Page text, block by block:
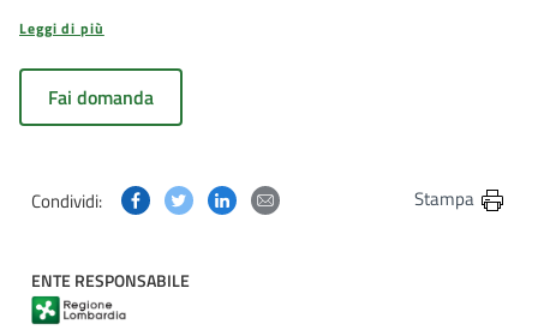
Leggi di più
Fai domanda
Condividi: Condividi questa pagina su Facebook
Condividi questa pagina su Twitter
Condividi questa pagina su Linkedin
Condividi questa pagina via
Stampa
ENTE RESPONSABILE